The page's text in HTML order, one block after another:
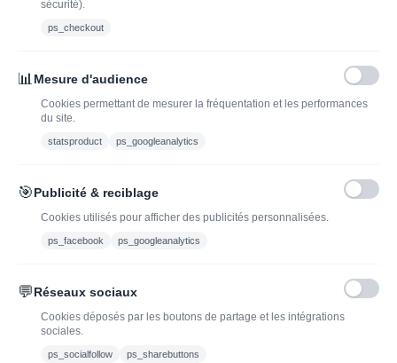
J'ADOPTEUNVIN
J'ai lu et j'accepte les conditions générales de vente
Offres du moment
Bouteilles d'exception
bouteille de champagne,
sécurité).
ps_checkout
📊 Mesure d'audience
Cookies permettant de mesurer la fréquentation et les performances
du site.
statsproduct ps_googleanalytics
🎯Publicité & reciblage
Cookies utilisés pour afficher des publicités personnalisées.
ps_facebook ps_googleanalytics
💬Réseaux sociaux
Cookies déposés par les boutons de partage et les intégrations
sociales.
ps_socialfollow ps_sharebuttons